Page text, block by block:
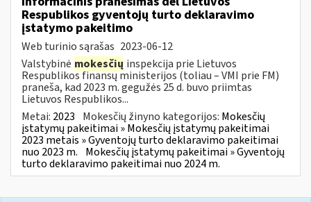
Respublikos gyventojų turto deklaravimo
įstatymo pakeitimo
Web turinio sąrašas 2023-06-12
Valstybinė mokesčių inspekcija prie Lietuvos
Respublikos finansų ministerijos (toliau – VMI prie FM)
praneša, kad 2023 m. gegužės 25 d. buvo priimtas
Lietuvos Respublikos...
Metai: 2023 Mokesčių žinyno kategorijos: Mokesčių
įstatymų pakeitimai » Mokesčių įstatymų pakeitimai
2023 metais » Gyventojų turto deklaravimo pakeitimai
nuo 2023 m. Mokesčių įstatymų pakeitimai » Gyventojų
turto deklaravimo pakeitimai nuo 2024 m.